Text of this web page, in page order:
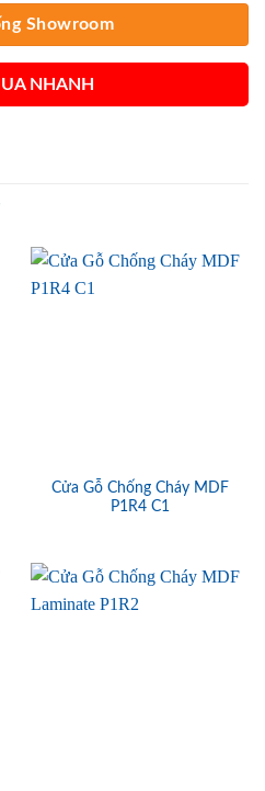
Showroom
NHANH
Cửa Gỗ Chống Cháy MDF
P1R4 C1